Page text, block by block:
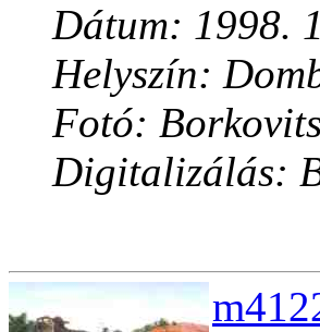
Dátum: 1998.
Helyszín:
Fotó:
Digitalizálás: